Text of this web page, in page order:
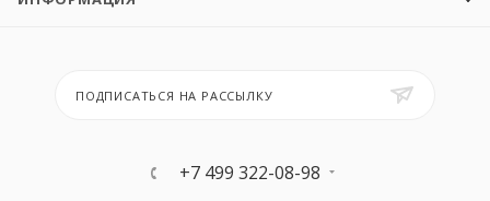
ПОДПИСАТЬСЯ НА РАССЫЛКУ
+7 499 322-08-98